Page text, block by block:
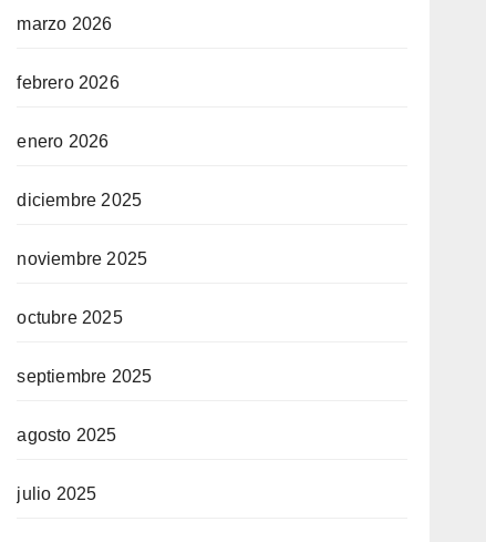
marzo 2026
febrero 2026
enero 2026
diciembre 2025
noviembre 2025
octubre 2025
septiembre 2025
agosto 2025
julio 2025